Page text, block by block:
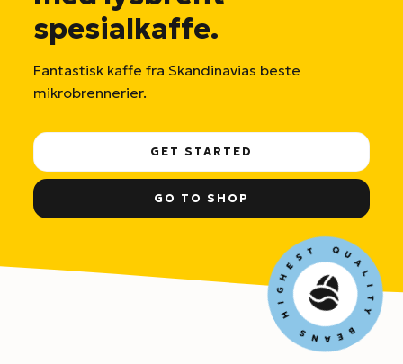
spesialkaffe.
Fantastisk kaffe fra Skandinavias beste
mikrobrennerier.
GET STARTED
GO TO SHOP